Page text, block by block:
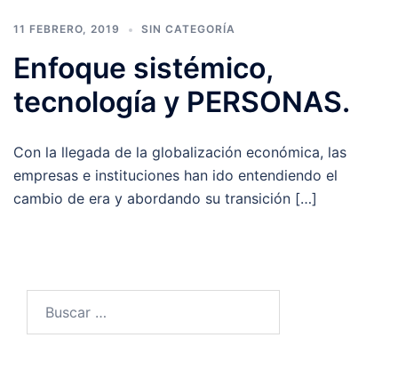
11 FEBRERO, 2019 SIN CATEGORÍA
Enfoque sistémico,
tecnología y PERSONAS.
Con la llegada de la globalización económica, las
empresas e instituciones han ido entendiendo el
cambio de era y abordando su transición […]